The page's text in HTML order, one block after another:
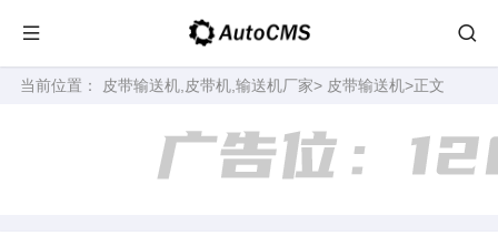
当前位置： 皮带输送机,皮带机,输送机厂家> 皮带输送机>正文